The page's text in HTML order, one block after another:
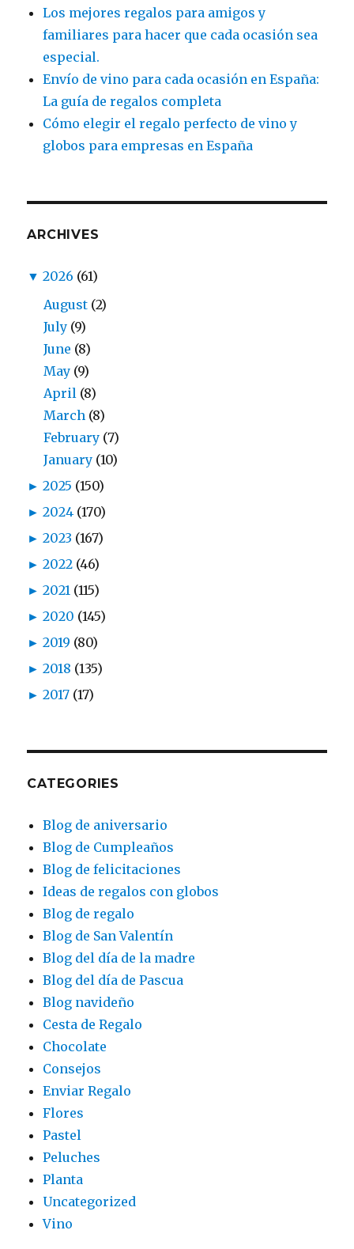
Los mejores regalos para amigos y
familiares para hacer que cada ocasión sea
especial.
Envío de vino para cada ocasión en España:
La guía de regalos completa
Cómo elegir el regalo perfecto de vino y
globos para empresas en España
ARCHIVES
▼ 2026 (61)
August (2)
July (9)
June (8)
May (9)
April (8)
March (8)
February (7)
January (10)
► 2025 (150)
► 2024 (170)
► 2023 (167)
► 2022 (46)
► 2021 (115)
► 2020 (145)
► 2019 (80)
► 2018 (135)
► 2017 (17)
CATEGORIES
Blog de aniversario
Blog de Cumpleaños
Blog de felicitaciones
Ideas de regalos con globos
Blog de regalo
Blog de San Valentín
Blog del día de la madre
Blog del día de Pascua
Blog navideño
Cesta de Regalo
Chocolate
Consejos
Enviar Regalo
Flores
Pastel
Peluches
Planta
Uncategorized
Vino